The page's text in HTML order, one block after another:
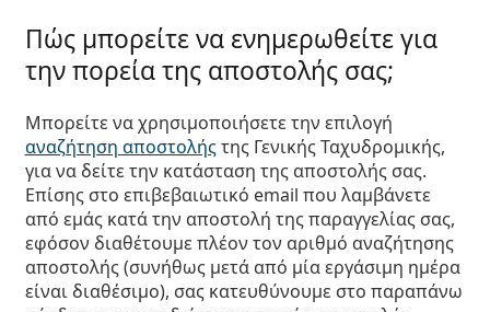
Πώς μπορείτε να ενημερωθείτε για
την πορεία της αποστολής σας;
Μπορείτε να χρησιμοποιήσετε την επιλογή
αναζήτηση αποστολήςτης Γενικής Ταχυδρομικής,
για να δείτε την κατάσταση της αποστολής σας.
Επίσης στο επιβεβαιωτικό email που λαμβάνετε
από εμάς κατά την αποστολή της παραγγελίας σας,
εφόσον διαθέτουμε πλέον τον αριθμό αναζήτησης
αποστολής (συνήθως μετά από μία εργάσιμη ημέρα
είναι διαθέσιμο), σας κατευθύνουμε στο παραπάνω